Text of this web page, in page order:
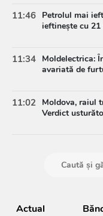
11:46 Petrolul mai
ieftinește cu
11:34 Moldelectrica:
avariată de
11:02 Moldova, raiul
Verdict
Actual